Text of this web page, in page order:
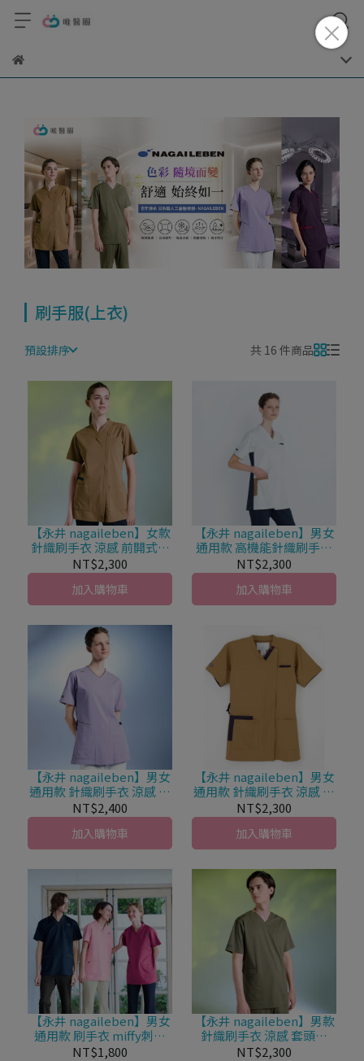
刷手服(上衣)
預設排序 共 16 件商品
【永井 nagaileben】女款
針織刷手衣 涼感 前開式拉
鍊 AY-5557
NT$2,300
加入購物車
【永井 nagaileben】男女
通用款 高機能針織刷手衣
時尚 × 機能兼備前開式拉
鍊 LX-5527
NT$2,300
加入購物車
【永井 nagaileben】男女
通用款 針織刷手衣 涼感 前
開式拉鍊 AY-5572
NT$2,400
加入購物車
【永井 nagaileben】男女
通用款 針織刷手衣 涼感 前
開式拉鍊 AY-5522
NT$2,300
加入購物車
【永井 nagaileben】男女
通用款 刷手衣 miffy刺繡
× 療癒系 MFT-5802
NT$1,800
【永井 nagaileben】男款
針織刷手衣 涼感 套頭式
AY-5552
NT$2,300